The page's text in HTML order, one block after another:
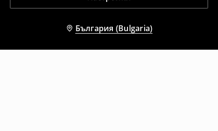
България (Bulgaria)